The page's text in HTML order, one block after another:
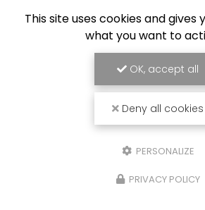
This site uses cookies and
what you want to
OK, accept all
Deny all cookies
PERSONALIZE
PRIVACY POLICY